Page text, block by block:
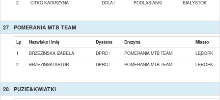
2
CITKO KATARZYNA DCLA / PODLASIANKI BIAŁYSTOK
27 POMERANIA MTB TEAM
Lp Nazwisko i imię Dystans Druzyna
Miasto
1
BRZEZIŃSKA IZABELA DPRO / POMERANIA MTB TEAM
LĘBORK
2
BRZEZIŃSKI ARTUR DPRO / POMERANIA MTB TEAM LĘBORK
28 PUZIE&KWIATKI